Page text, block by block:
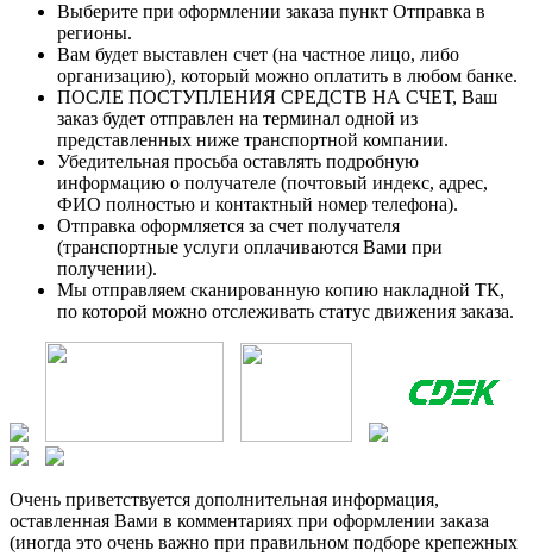
Выберите при оформлении заказа пункт Отправка в
регионы.
Вам будет выставлен счет (на частное лицо, либо
организацию), который можно оплатить в любом банке.
ПОСЛЕ ПОСТУПЛЕНИЯ СРЕДСТВ НА СЧЕТ, Ваш
заказ будет отправлен на терминал одной из
представленных ниже транспортной компании.
Убедительная просьба оставлять подробную
информацию о получателе (почтовый индекс, адрес,
ФИО полностью и контактный номер телефона).
Отправка оформляется за счет получателя
(транспортные услуги оплачиваются Вами при
получении).
Мы отправляем сканированную копию накладной ТК,
по которой можно отслеживать статус движения заказа.
Очень приветствуется дополнительная информация,
оставленная Вами в комментариях при оформлении заказа
(иногда это очень важно при правильном подборе крепежных